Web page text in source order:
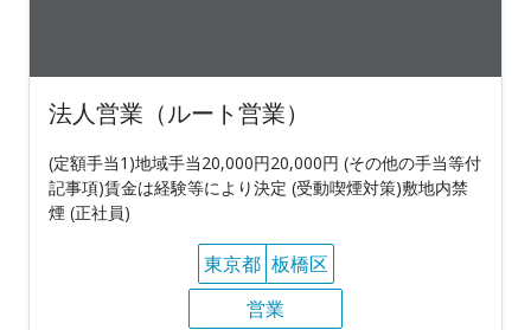
法人営業（ルート営業）
(定額手当1)地域手当20,000円20,000円 (その他の手当等付
記事項)賃金は経験等により決定 (受動喫煙対策)敷地内禁
煙 (正社員)
東京都 板橋区
営業